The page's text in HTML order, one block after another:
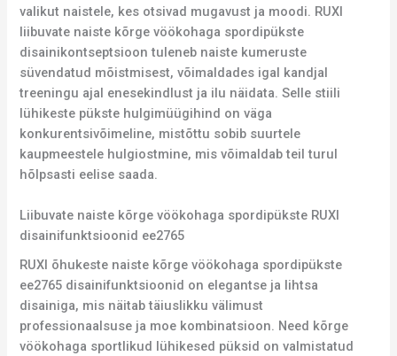
valikut naistele, kes otsivad mugavust ja moodi. RUXI
liibuvate naiste kõrge vöökohaga spordipükste
disainikontseptsioon tuleneb naiste kumeruste
süvendatud mõistmisest, võimaldades igal kandjal
treeningu ajal enesekindlust ja ilu näidata. Selle stiili
lühikeste pükste hulgimüügihind on väga
konkurentsivõimeline, mistõttu sobib suurtele
kaupmeestele hulgiostmine, mis võimaldab teil turul
hõlpsasti eelise saada.
Liibuvate naiste kõrge vöökohaga spordipükste RUXI
disainifunktsioonid ee2765
RUXI õhukeste naiste kõrge vöökohaga spordipükste
ee2765 disainifunktsioonid on elegantse ja lihtsa
disainiga, mis näitab täiuslikku välimust
professionaalsuse ja moe kombinatsioon. Need kõrge
vöökohaga sportlikud lühikesed püksid on valmistatud